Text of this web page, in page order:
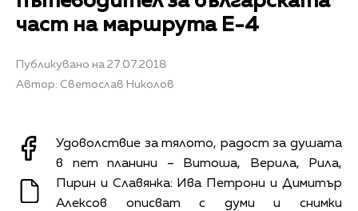
част на маршрута Е-4
Публикувано на 27.07.2018
Автор: Светослав Николов
Удоволствие за тялото, радост за душата
в пет планини – Витоша, Верила, Рила,
Пирин и Славянка: Ива Петрони и Димитър
Алексов описват с думи и снимки